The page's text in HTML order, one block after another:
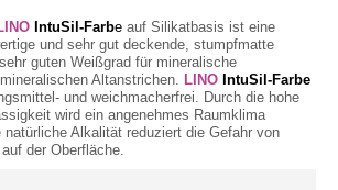
IntuSil-Farbe auf Silikatbasis ist eine
und sehr gut deckende, stumpfmatte
guten Weißgrad für mineralische
Altanstrichen. LINO IntuSil-Farbe
und weichmacherfrei. Durch die hohe
wird ein angenehmes Raumklima
natürliche Alkalität reduziert die Gefahr von
der Oberfläche.